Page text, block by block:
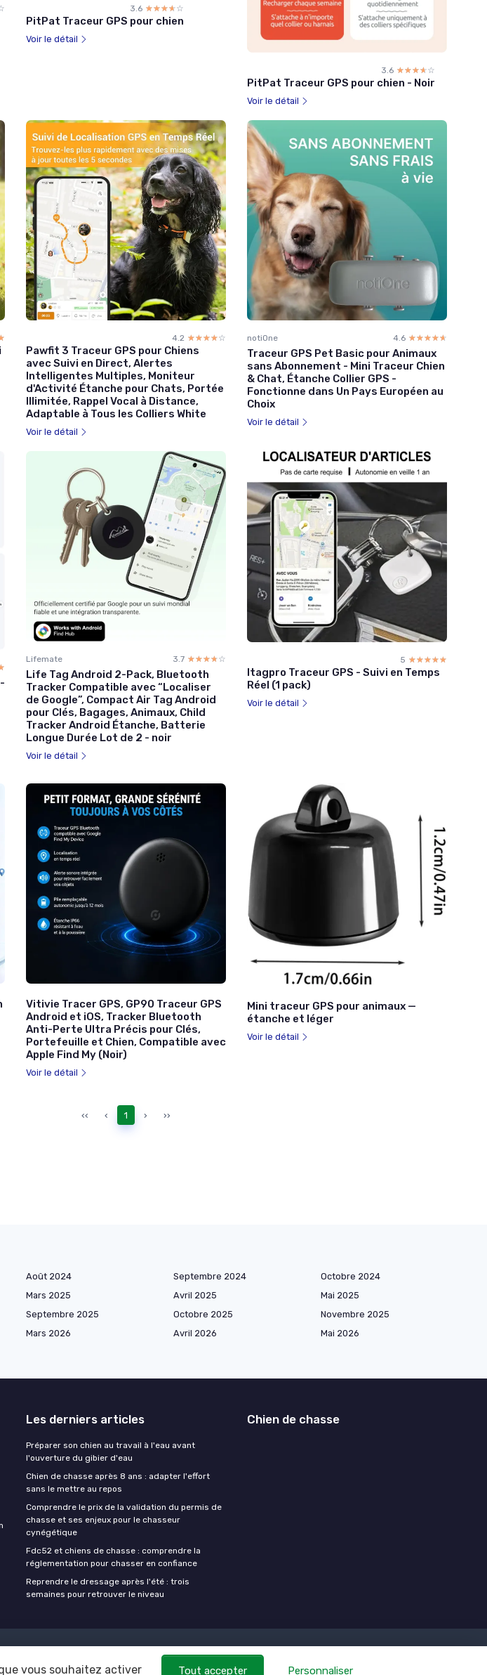
3.6 ☆☆☆☆☆
★★★★★
PitPat Traceur GPS pour chien
Voir le détail
3.6 ☆☆☆☆☆
★★★★★
PitPat Traceur GPS pour chien - Noir
Voir le détail
4.2 ☆☆☆☆☆
★★★★★
Pawfit 3 Traceur GPS pour Chiens
avec Suivi en Direct, Alertes
Intelligentes Multiples, Moniteur
d'Activité Étanche pour Chats, Portée
Illimitée, Rappel Vocal à Distance,
Adaptable à Tous les Colliers White
Voir le détail
notiOne 4.6 ☆☆☆☆☆
★★★★★
Traceur GPS Pet Basic pour Animaux
sans Abonnement - Mini Traceur Chien
& Chat, Étanche Collier GPS -
Fonctionne dans Un Pays Européen au
Choix
Voir le détail
Lifemate 3.7 ☆☆☆☆☆
★★★★★
Life Tag Android 2-Pack, Bluetooth
Tracker Compatible avec “Localiser
de Google”, Compact Air Tag Android
pour Clés, Bagages, Animaux, Child
Tracker Android Étanche, Batterie
Longue Durée Lot de 2 - noir
Voir le détail
5 ☆☆☆☆☆
★★★★★
Itagpro Traceur GPS - Suivi en Temps
Réel (1 pack)
Voir le détail
Vitivie Tracer GPS, GP90 Traceur GPS
Android et iOS, Tracker Bluetooth
Anti-Perte Ultra Précis pour Clés,
Portefeuille et Chien, Compatible avec
Apple Find My (Noir)
Voir le détail
Mini traceur GPS pour animaux —
étanche et léger
Voir le détail
‹‹ ‹ 1 › ››
Août 2024 Septembre 2024
Octobre 2024
Mars 2025 Avril 2025
Mai 2025
Septembre 2025 Octobre 2025
Novembre 2025
Mars 2026 Avril 2026
Mai 2026
Les derniers articles
Préparer son chien au travail à l'eau avant
l'ouverture du gibier d'eau
Chien de chasse après 8 ans : adapter l'effort
sans le mettre au repos
Comprendre le prix de la validation du permis de
chasse et ses enjeux pour le chasseur
cynégétique
Fdc52 et chiens de chasse : comprendre la
réglementation pour chasser en confiance
Reprendre le dressage après l'été : trois
semaines pour retrouver le niveau
Chien de chasse
chasse 2026
vous souhaitez activer Tout accepter Personnaliser